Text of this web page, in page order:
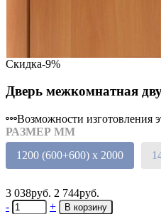
Скидка-9%
Дверь межкомнатная
Возможности изготовления
РАЗМЕР ММ
1200 (600+600) х 2000
3 038руб. 2 744руб.
-
+